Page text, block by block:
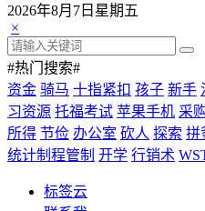
2026年8月7日星期五
×
#热门搜索#
资金 骑马 十指紧扣 孩子 新手
习资源 托福考试 苹果手机 采
所得 节俭 办公室 砍人 探索 拼
统计制程管制 开学 行销术
标签云